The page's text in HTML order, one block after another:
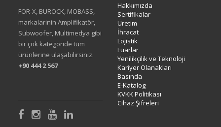
FOR-X, BUROCK, MOBASS,
markalarinin Amplifikatör,
Subwoofer, Multimedya gibi
bir çok kategoride tüm
ürünlerine ulaşabilirsiniz.
+90 444 2 567
Hakkımızda
Sertifikalar
Üretim
İhracat
Lojistik
Fuarlar
Yenilikçilik ve Teknoloji
Kariyer Olanakları
Basında
E-Katalog
KVKK Politikası
Cihaz Şifreleri